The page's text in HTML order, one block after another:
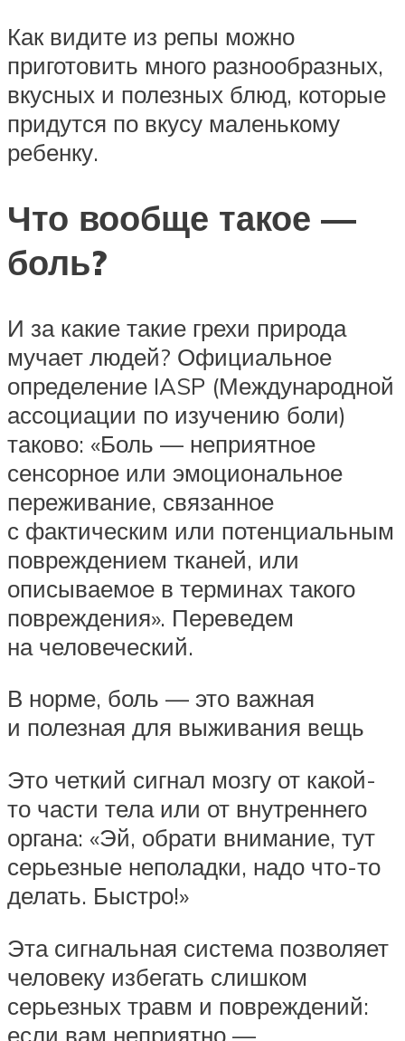
Как видите из репы можно
приготовить много разнообразных,
вкусных и полезных блюд, которые
придутся по вкусу маленькому
ребенку.
Что вообще такое —
боль?
И за какие такие грехи природа
мучает людей? Официальное
определение IASP (Международной
ассоциации по изучению боли)
таково: «Боль — неприятное
сенсорное или эмоциональное
переживание, связанное
с фактическим или потенциальным
повреждением тканей, или
описываемое в терминах такого
повреждения». Переведем
на человеческий.
В норме, боль — это важная
и полезная для выживания вещь
Это четкий сигнал мозгу от какой-
то части тела или от внутреннего
органа: «Эй, обрати внимание, тут
серьезные неполадки, надо что-то
делать. Быстро!»
Эта сигнальная система позволяет
человеку избегать слишком
серьезных травм и повреждений:
если вам неприятно —